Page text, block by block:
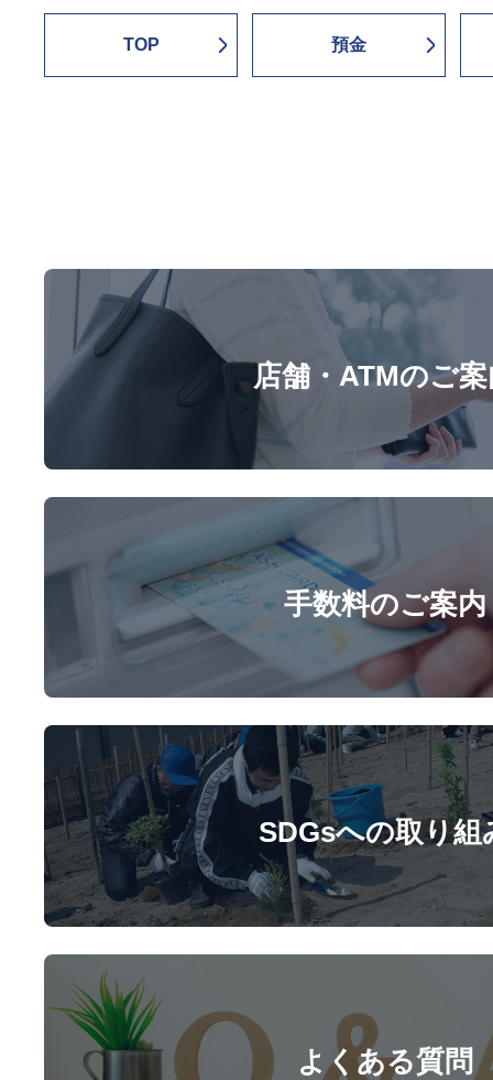
TOP 預金
店舗・ATMのご
手数料のご案内
SDGsへの取り組
よくある質問